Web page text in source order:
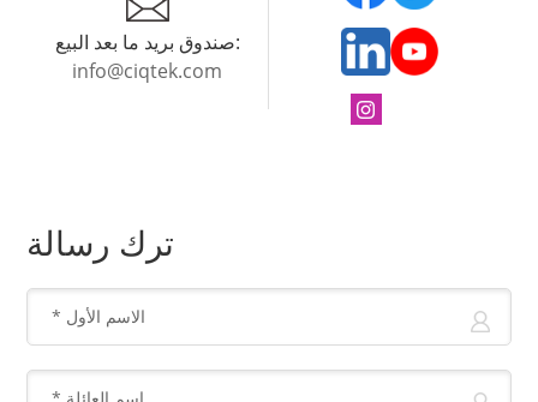
صندوق بريد ما بعد البيع:
info@ciqtek.com
ترك رسالة